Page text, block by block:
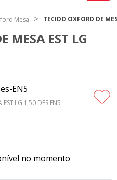
Mesa TECIDO OXFORD DE
MESA EST LG
EST LG 1,50 DES EN5
no momento